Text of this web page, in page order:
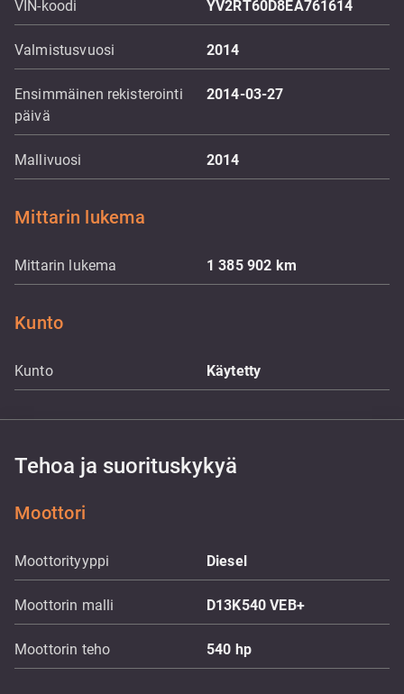
VIN-koodi YV2RT60D8EA761614
Valmistusvuosi 2014
Ensimmäinen rekisterointi
päivä
2014-03-27
Mallivuosi 2014
Mittarin lukema
Mittarin lukema 1 385 902 km
Kunto
Kunto Käytetty
Tehoa ja suorituskykyä
Moottori
Moottorityyppi Diesel
Moottorin malli D13K540 VEB+
Moottorin teho 540 hp